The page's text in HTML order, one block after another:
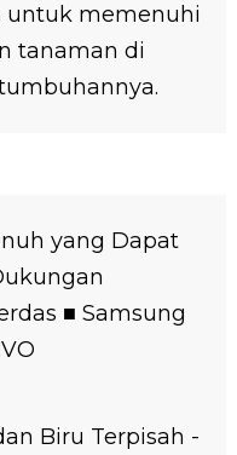
untuk memenuhi
tanaman di
yang Dapat
■ Samsung
Biru Terpisah -